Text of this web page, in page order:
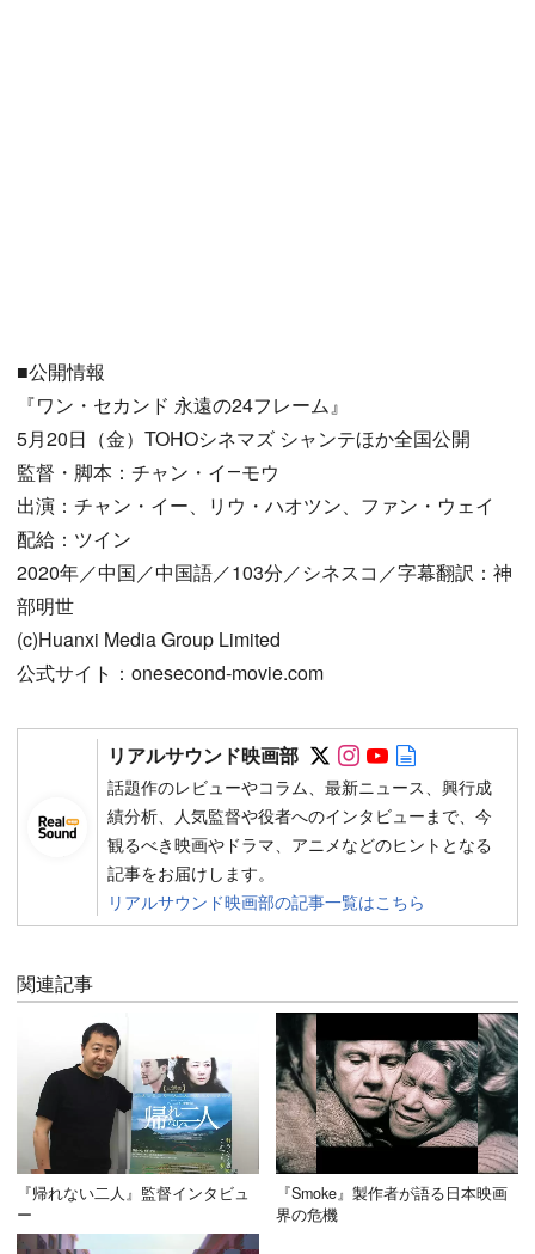
■公開情報
『ワン・セカンド 永遠の24フレーム』
5月20日（金）TOHOシネマズ シャンテほか全国公開
監督・脚本：チャン・イ―モウ
出演：チャン・イー、リウ・ハオツン、ファン・ウェイ
配給：ツイン
2020年／中国／中国語／103分／シネスコ／字幕翻訳：神
部明世
(c)Huanxi Media Group Limited
公式サイト：onesecond-movie.com
リアルサウンド映画部 Follow on SNS
Follow on SNS
Follow on
話題作のレビューやコラム、最新ニュース、興行成
績分析、人気監督や役者へのインタビューまで、今
観るべき映画やドラマ、アニメなどのヒントとなる
記事をお届けします。
リアルサウンド映画部の記事一覧はこちら
関連記事
『帰れない二人』監督インタビュ
ー
『Smoke』製作者が語る日本映画
界の危機